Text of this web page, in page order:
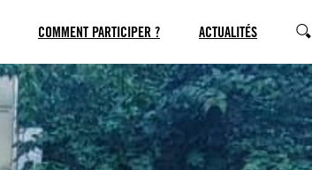
COMMENT PARTICIPER ? ACTUALITÉS